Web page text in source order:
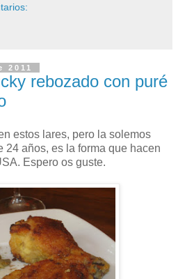
2011
rebozado con puré
estos lares, pero la solemos
24 años, es la forma que hacen
Espero os guste.